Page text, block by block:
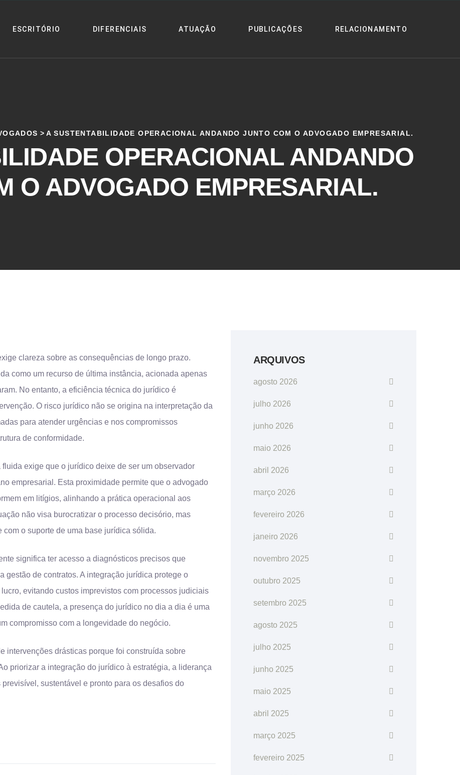
ESCRITÓRIO DIFERENCIAIS ATUAÇÃO PUBLICAÇÕES RELACIONAMENTO
> A SUSTENTABILIDADE OPERACIONAL ANDANDO JUNTO COM O ADVOGADO EMPRESARIAL.
OPERACIONAL ANDANDO
O ADVOGADO EMPRESARIAL.
clareza sobre as consequências de longo prazo.
como um recurso de última instância, acionada apenas
No entanto, a eficiência técnica do jurídico é
O risco jurídico não se origina na interpretação da
para atender urgências e nos compromissos
de conformidade.
exige que o jurídico deixe de ser um observador
empresarial. Esta proximidade permite que o advogado
em litígios, alinhando a prática operacional aos
não visa burocratizar o processo decisório, mas
o suporte de uma base jurídica sólida.
significa ter acesso a diagnósticos precisos que
gestão de contratos. A integração jurídica protege o
evitando custos imprevistos com processos judiciais
de cautela, a presença do jurídico no dia a dia é uma
compromisso com a longevidade do negócio.
intervenções drásticas porque foi construída sobre
priorizar a integração do jurídico à estratégia, a liderança
sustentável e pronto para os desafios do
ARQUIVOS
agosto 2026
julho 2026
junho 2026
maio 2026
abril 2026
março 2026
fevereiro 2026
janeiro 2026
novembro 2025
outubro 2025
setembro 2025
agosto 2025
julho 2025
junho 2025
maio 2025
abril 2025
março 2025
fevereiro 2025